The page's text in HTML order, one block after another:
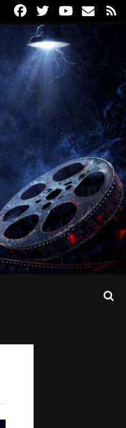
FacebookTwitterYoutube
Email